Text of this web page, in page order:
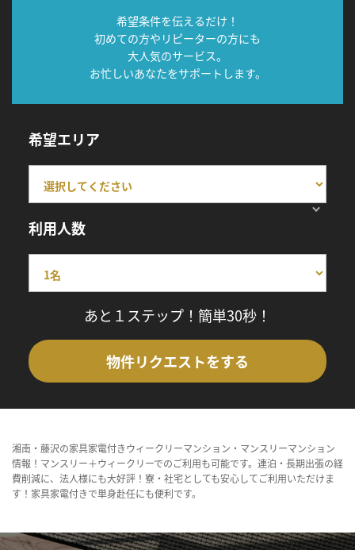
希望条件を伝えるだけ！
初めての方やリピーターの方にも
大人気のサービス。
お忙しいあなたをサポートします。
希望エリア
利用人数
あと１ステップ！簡単30秒！
物件リクエストをする
湘南・藤沢の家具家電付きウィークリーマンション・マンスリーマンション
情報！マンスリー＋ウィークリーでのご利用も可能です。連泊・長期出張の経
費削減に、法人様にも大好評！寮・社宅としても安心してご利用いただけま
す！家具家電付きで単身赴任にも便利です。